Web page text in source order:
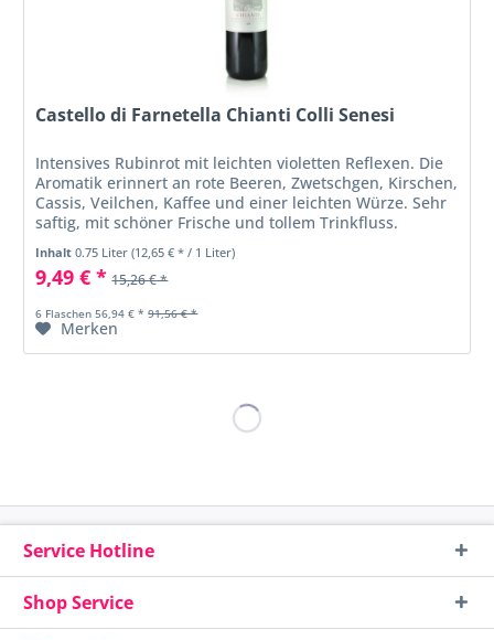
Castello di Farnetella Chianti Colli Senesi
Intensives Rubinrot mit leichten violetten Reflexen. Die
Aromatik erinnert an rote Beeren, Zwetschgen, Kirschen,
Cassis, Veilchen, Kaffee und einer leichten Würze. Sehr
saftig, mit schöner Frische und tollem Trinkfluss.
Inhalt0.75 Liter(12,65 € * / 1 Liter)
9,49 € * 15,26 € *
6 Flaschen 56,94 € * 91,56 € *
Merken
Service Hotline
Shop Service